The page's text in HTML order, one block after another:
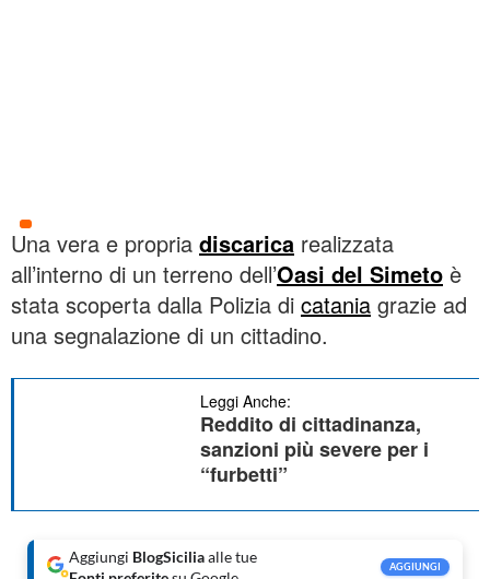
Una vera e propria discarica realizzata
all’interno di un terreno dell’Oasi del Simeto è
stata scoperta dalla Polizia di catania grazie ad
una segnalazione di un cittadino.
Leggi Anche:
Reddito di cittadinanza,
sanzioni più severe per i
“furbetti”
Aggiungi BlogSiciliaalle tue
AGGIUNGI